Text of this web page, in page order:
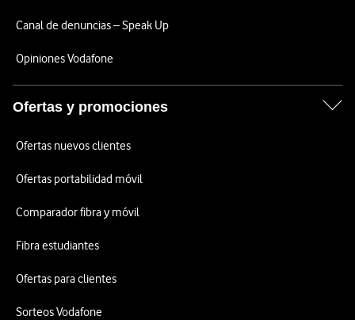
Canal de denuncias – Speak Up
Opiniones Vodafone
Ofertas y promociones
Ofertas nuevos clientes
Ofertas portabilidad móvil
Comparador fibra y móvil
Fibra estudiantes
Ofertas para clientes
Sorteos Vodafone